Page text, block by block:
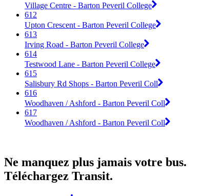
Village Centre - Barton Peveril College
612
Upton Crescent - Barton Peveril College
613
Irving Road - Barton Peveril College
614
Testwood Lane - Barton Peveril College
615
Salisbury Rd Shops - Barton Peveril Coll
616
Woodhaven / Ashford - Barton Peveril Coll
617
Woodhaven / Ashford - Barton Peveril Coll
Ne manquez plus jamais votre bus.
Téléchargez Transit.